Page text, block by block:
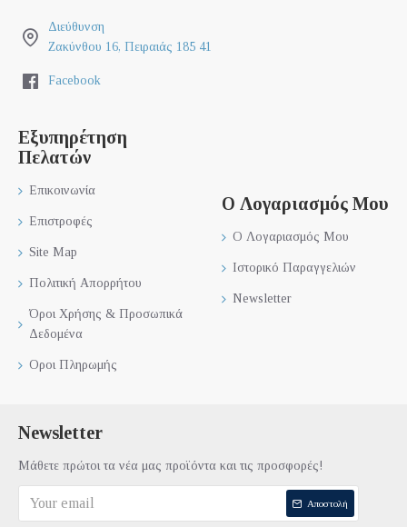
Διεύθυνση
Ζακύνθου 16, Πειραιάς 185 41
Facebook
Εξυπηρέτηση
Πελατών
Επικοινωνία
Επιστροφές
Site Map
Πολιτική Απορρήτου
Όροι Χρήσης & Προσωπικά
Δεδομένα
Οροι Πληρωμής
Ο Λογαριασμός Μου
Ο Λογαριασμός Μου
Ιστορικό Παραγγελιών
Newsletter
Newsletter
Μάθετε πρώτοι τα νέα μας προϊόντα και τις προσφορές!
Αποστολή